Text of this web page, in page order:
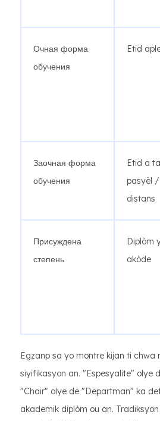
Очная форма
обучения
Etid
Заочная форма
обучения
Etid a
pasyèl
distans
Присуждена
степень
Diplòm
akòde
Egzanp sa yo montre kijan ti chwa
siyifikasyon an. "Espesyalite" olye
"Chair" olye de "Departman" ka
akademik diplòm ou an.